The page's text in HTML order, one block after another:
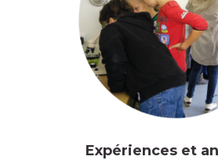
Expériences et